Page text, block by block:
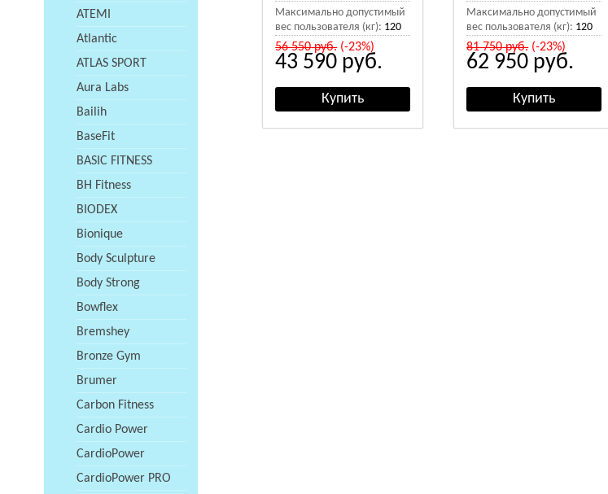
ATEMI
Atlantic
ATLAS SPORT
Aura Labs
Bailih
BaseFit
BASIC FITNESS
BH Fitness
BIODEX
Bionique
Body Sculpture
Body Strong
Bowflex
Bremshey
Bronze Gym
Brumer
Carbon Fitness
Cardio Power
CardioPower
CardioPower PRO
Максимально допустимый
вес пользователя (кг): 120
56 550руб.(-23%)
43 590 руб.
Максимально допустимый
вес пользователя (кг): 120
81 750руб.(-23%)
62 950 руб.